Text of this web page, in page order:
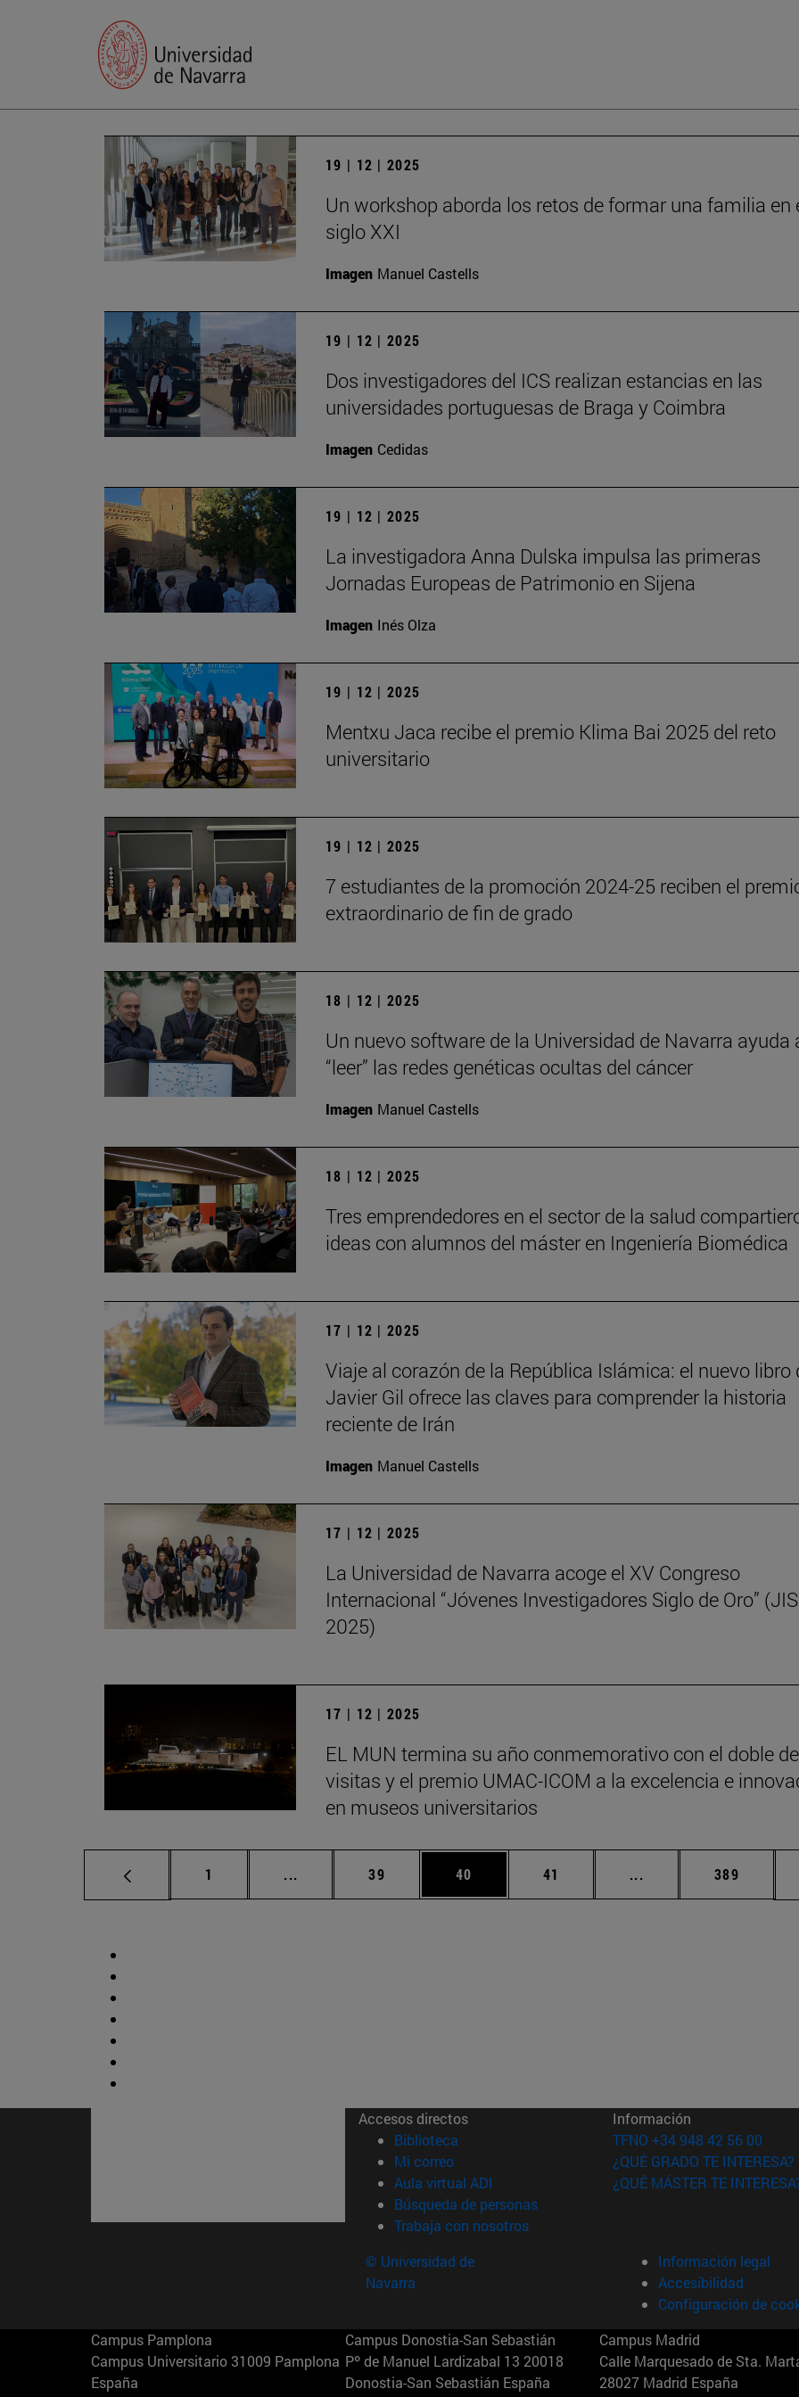
19 | 12 | 2025
Un workshop aborda los retos de formar una familia en
siglo XXI
Imagen Manuel Castells
19 | 12 | 2025
Dos investigadores del ICS realizan estancias en las
universidades portuguesas de Braga y Coimbra
Imagen Cedidas
19 | 12 | 2025
La investigadora Anna Dulska impulsa las primeras
Jornadas Europeas de Patrimonio en Sijena
Imagen Inés Olza
19 | 12 | 2025
Mentxu Jaca recibe el premio Klima Bai 2025 del reto
universitario
19 | 12 | 2025
7 estudiantes de la promoción 2024-25 reciben el
extraordinario de fin de grado
18 | 12 | 2025
Un nuevo software de la Universidad de Navarra ayuda
“leer” las redes genéticas ocultas del cáncer
Imagen Manuel Castells
18 | 12 | 2025
Tres emprendedores en el sector de la salud
ideas con alumnos del máster en Ingeniería Biomédica
17 | 12 | 2025
Viaje al corazón de la República Islámica: el nuevo libro
Javier Gil ofrece las claves para comprender la historia
reciente de Irán
Imagen Manuel Castells
17 | 12 | 2025
La Universidad de Navarra acoge el XV Congreso
Internacional “Jóvenes Investigadores Siglo de Oro”
2025)
17 | 12 | 2025
EL MUN termina su año conmemorativo con el doble de
visitas y el premio UMAC-ICOM a la excelencia e
en museos universitarios
Página
1 ... Páginas intermedias Use TAB para desplazarse.
Página
39 Página
40 Página
41 ... Páginas intermedias
Página
389
Accesos directos
Biblioteca (abre en nueva ventana)
Mi correo(abre en nueva ventana)
Aula virtual ADI (abre en nueva ventana)
Búsqueda de personas(abre en nueva ventana)
Trabaja con nosotros(abre en nueva ventana)
Información
TFNO +34 948 42 56 00
¿QUÉ GRADO TE INTERESA?
¿QUÉ MÁSTER TE
© Universidad de
Navarra
Información legal
Accesibilidad
Configuración de
Campus Pamplona
Campus Universitario 31009 Pamplona
España
Campus Donostia-San Sebastián
Pº de Manuel Lardizabal 13 20018
Donostia-San Sebastián España
Campus Madrid
Calle Marquesado de Sta.
28027 Madrid España